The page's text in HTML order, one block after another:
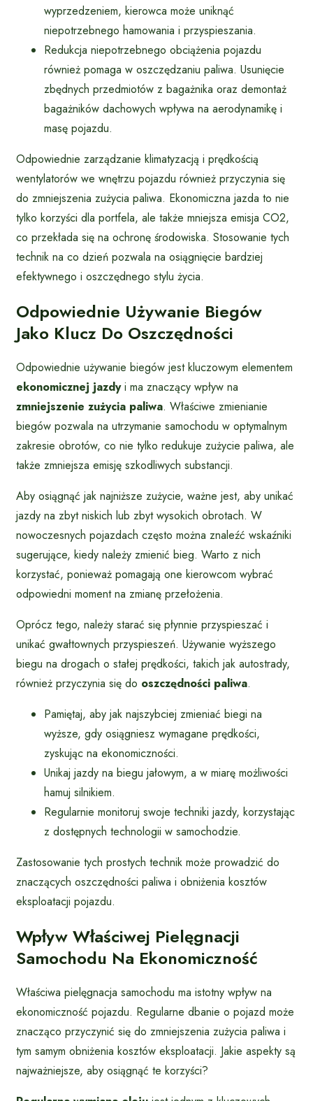
wyprzedzeniem, kierowca może uniknąć
niepotrzebnego hamowania i przyspieszania.
Redukcja niepotrzebnego obciążenia pojazdu
również pomaga w oszczędzaniu paliwa. Usunięcie
zbędnych przedmiotów z bagażnika oraz demontaż
bagażników dachowych wpływa na aerodynamikę i
masę pojazdu.
Odpowiednie zarządzanie klimatyzacją i prędkością
wentylatorów we wnętrzu pojazdu również przyczynia się
do zmniejszenia zużycia paliwa. Ekonomiczna jazda to nie
tylko korzyści dla portfela, ale także mniejsza emisja CO2,
co przekłada się na ochronę środowiska. Stosowanie tych
technik na co dzień pozwala na osiągnięcie bardziej
efektywnego i oszczędnego stylu życia.
Odpowiednie Używanie Biegów
Jako Klucz Do Oszczędności
Odpowiednie używanie biegów jest kluczowym elementem
ekonomicznej jazdyi ma znaczący wpływ na
zmniejszenie zużycia paliwa. Właściwe zmienianie
biegów pozwala na utrzymanie samochodu w optymalnym
zakresie obrotów, co nie tylko redukuje zużycie paliwa, ale
także zmniejsza emisję szkodliwych substancji.
Aby osiągnąć jak najniższe zużycie, ważne jest, aby unikać
jazdy na zbyt niskich lub zbyt wysokich obrotach. W
nowoczesnych pojazdach często można znaleźć wskaźniki
sugerujące, kiedy należy zmienić bieg. Warto z nich
korzystać, ponieważ pomagają one kierowcom wybrać
odpowiedni moment na zmianę przełożenia.
Oprócz tego, należy starać się płynnie przyspieszać i
unikać gwałtownych przyspieszeń. Używanie wyższego
biegu na drogach o stałej prędkości, takich jak autostrady,
również przyczynia się do oszczędności paliwa.
Pamiętaj, aby jak najszybciej zmieniać biegi na
wyższe, gdy osiągniesz wymagane prędkości,
zyskując na ekonomiczności.
Unikaj jazdy na biegu jałowym, a w miarę możliwości
hamuj silnikiem.
Regularnie monitoruj swoje techniki jazdy, korzystając
z dostępnych technologii w samochodzie.
Zastosowanie tych prostych technik może prowadzić do
znaczących oszczędności paliwa i obniżenia kosztów
eksploatacji pojazdu.
Wpływ Właściwej Pielęgnacji
Samochodu Na Ekonomiczność
Właściwa pielęgnacja samochodu ma istotny wpływ na
ekonomiczność pojazdu. Regularne dbanie o pojazd może
znacząco przyczynić się do zmniejszenia zużycia paliwa i
tym samym obniżenia kosztów eksploatacji. Jakie aspekty są
najważniejsze, aby osiągnąć te korzyści?